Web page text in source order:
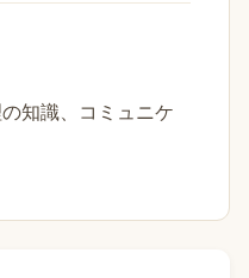
知識、コミュニケ